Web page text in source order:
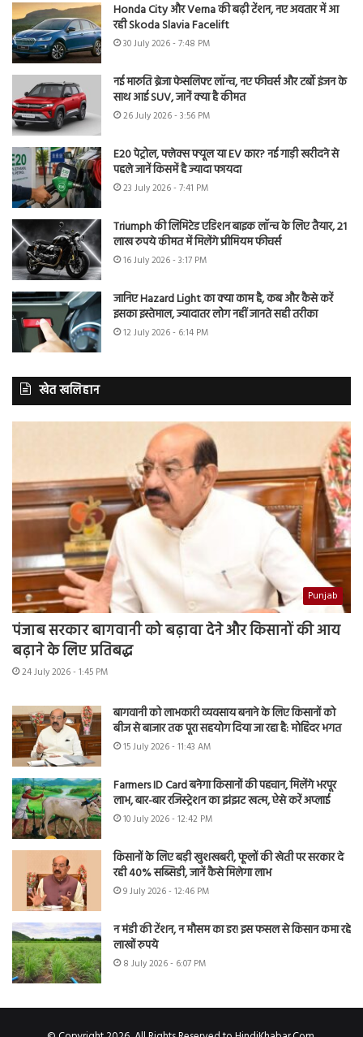
Honda City और Verna की बढ़ी टेंशन, नए अवतार में आ
रही Skoda Slavia Facelift
30 July 2026 - 7:48 PM
नई मारुति ब्रेजा फेसलिफ्ट लॉन्च, नए फीचर्स और टर्बो इंजन के
साथ आई SUV, जानें क्या है कीमत
26 July 2026 - 3:56 PM
E20 पेट्रोल, फ्लेक्स फ्यूल या EV कार? नई गाड़ी खरीदने से
पहले जानें किसमें है ज्यादा फायदा
23 July 2026 - 7:41 PM
Triumph की लिमिटेड एडिशन बाइक लॉन्च के लिए तैयार, 21
लाख रुपये कीमत में मिलेंगे प्रीमियम फीचर्स
16 July 2026 - 3:17 PM
जानिए Hazard Light का क्या काम है, कब और कैसे करें
इसका इस्तेमाल, ज्यादातर लोग नहीं जानते सही तरीका
12 July 2026 - 6:14 PM
खेत खलिहान
Punjab
पंजाब सरकार बागवानी को बढ़ावा देने और किसानों की आय
बढ़ाने के लिए प्रतिबद्ध
24 July 2026 - 1:45 PM
बागवानी को लाभकारी व्यवसाय बनाने के लिए किसानों को
बीज से बाजार तक पूरा सहयोग दिया जा रहा है: मोहिंदर भगत
15 July 2026 - 11:43 AM
Farmers ID Card बनेगा किसानों की पहचान, मिलेंगे भरपूर
लाभ, बार-बार रजिस्ट्रेशन का झंझट खत्म, ऐसे करें अप्लाई
10 July 2026 - 12:42 PM
किसानों के लिए बड़ी खुशखबरी, फूलों की खेती पर सरकार दे
रही 40% सब्सिडी, जानें कैसे मिलेगा लाभ
9 July 2026 - 12:46 PM
न मंडी की टेंशन, न मौसम का डर! इस फसल से किसान कमा रहे
लाखों रुपये
8 July 2026 - 6:07 PM